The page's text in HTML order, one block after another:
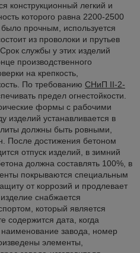
конструкционный легкий и
которого равна 2200-2500
прочным, используется
из проволоки и прутьев
службы у этих изделий
производственного
на крепкость,
По требованию СНиП II-2-
предел огнестойкости.
формы с рабочими
изделий устанавливается в
должны быть ровными,
После достижения бетоном
отпуск изделий, в зимний
должна составлять 100%, в
покрываются специальным
от коррозий и продлевает
снабжается
который является
содержится дата, когда
завода, номер
элементы,